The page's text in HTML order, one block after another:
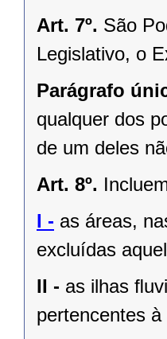
Art. 7º. São
Legislativo, o
Parágrafo
qualquer dos
de um deles
Art. 8º.
I - as áreas,
excluídas
II - as ilhas
pertencentes à